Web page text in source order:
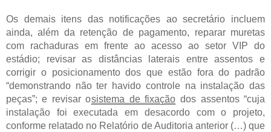
Os demais itens das notificações ao secretário incluem
ainda, além da retenção de pagamento, reparar muretas
com rachaduras em frente ao acesso ao setor VIP do
estádio; revisar as distâncias laterais entre assentos e
corrigir o posicionamento dos que estão fora do padrão
“demonstrando não ter havido controle na instalação das
peças”; e revisar osistema de fixação dos assentos “cuja
instalação foi executada em desacordo com o projeto,
conforme relatado no Relatório de Auditoria anterior (…) que